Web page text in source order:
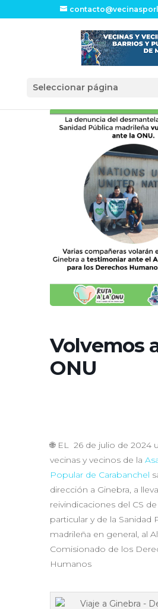
Seleccionar página
Volvemos
ONU
🌐 EL 26 de julio de 2024
vecinas y vecinos de la
Popular de Carabanchel
dirección a Ginebra, a
reivindicaciones del CS
particular y de la Sanidad
madrileña en general, al
Comisionado de los
Humanos